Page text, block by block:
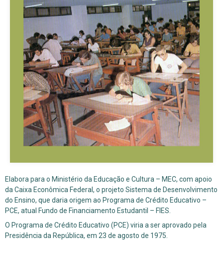
Elabora para o Ministério da Educação e Cultura – MEC, com apoio
da Caixa Econômica Federal, o projeto Sistema de Desenvolvimento
do Ensino, que daria origem ao Programa de Crédito Educativo –
PCE, atual Fundo de Financiamento Estudantil – FIES.
O Programa de Crédito Educativo (PCE) viria a ser aprovado pela
Presidência da República, em 23 de agosto de 1975.